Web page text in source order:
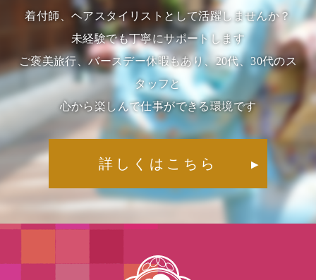
着付師、ヘアスタイリストとして活躍しませんか？
未経験でも丁寧にサポートします
ご褒美旅行、バースデー休暇もあり、20代、30代のス
タッフと
心から楽しんで仕事ができる環境です
詳しくはこちら ▶︎